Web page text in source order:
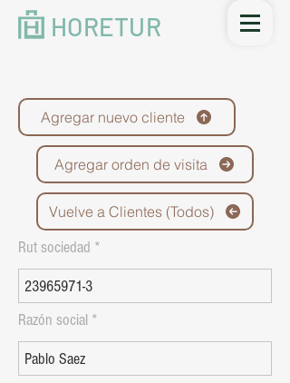
HORETUR
Agregar nuevo cliente
Agregar orden de visita
Vuelve a Clientes (Todos)
Rut sociedad
Razón social